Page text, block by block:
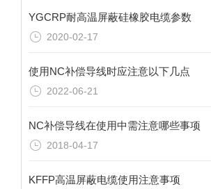
YGCRP耐高温屏蔽硅橡胶电缆参数
2020-02-17
使用NC补偿导线时应注意以下几点
2022-06-21
NC补偿导线在使用中需注意哪些事项
2018-04-17
KFFP高温屏蔽电缆使用注意事项